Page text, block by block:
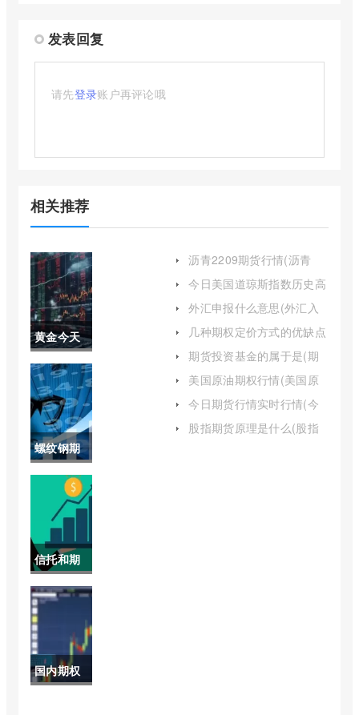
发表回复
请先登录账户再评论哦
相关推荐
黄金今天
大盘价(今
日黄金开
盘价格)
螺纹钢期
货今日实
时价格(期
货螺纹钢
2205走
势)
信托和期
货的区别
(信托与期
货的区别)
国内期权
沥青2209期货行情(沥青
今日美国道琼斯指数历史高
外汇申报什么意思(外汇入
几种期权定价方式的优缺点
期货投资基金的属于是(期
吗)
美国原油期权行情(美国原
今日期货行情实时行情(今
股指期货原理是什么(股指